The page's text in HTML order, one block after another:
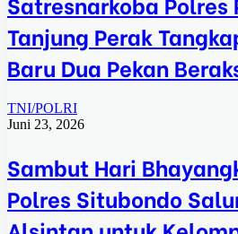
Tanjung Perak
Baru Dua Pekan
TNI/POLRI
Juni 23, 2026
Sambut Hari
Polres Situbondo